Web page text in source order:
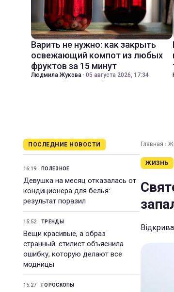
Варить не нужно: как закрыть
освежающий компот из любых
фруктов за 15 минут
Людмила Жукова · 05 августа 2026, 17:34
ПОСЛЕДНИЕ НОВОСТИ
16:19 ПОЛЕЗНОЕ
Девушка на месяц отказалась от
кондиционера для белья:
результат поразил
15:52 ТРЕНДЫ
Вещи красивые, а образ
странный: стилист объяснила
ошибку, которую делают все
модницы
15:27 ГОРОСКОПЫ
Главная ›
ЖИЗНЬ